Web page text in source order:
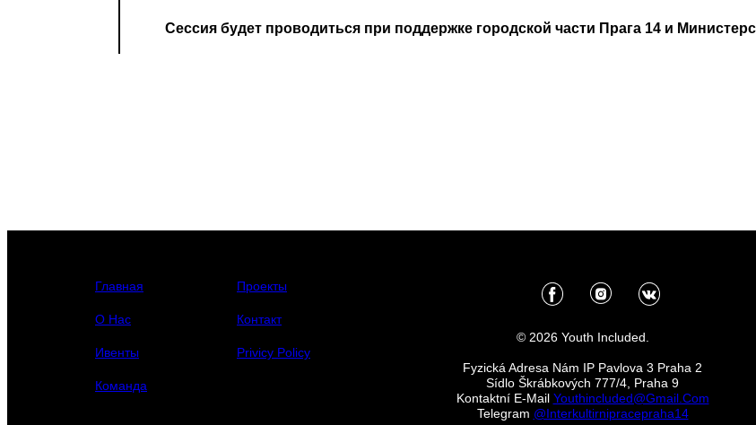
Сессия будет проводиться при поддержке городской части Прага 14 и
Главная
О Нас
Ивенты
Команда
Проекты
Контакт
Privicy Policy
© 2026 Youth Included.
Fyzická Adresa Nám IP Pavlova 3 Praha 2
Sídlo Škrábkových 777/4, Praha 9
Kontaktní E-Mail Youthincluded@gmail.com
Telegram @Interkultirnipracepraha14